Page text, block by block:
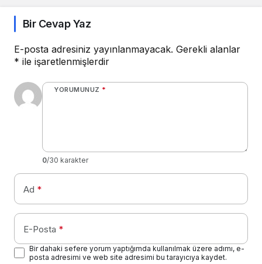
Bir Cevap Yaz
E-posta adresiniz yayınlanmayacak. Gerekli alanlar
* ile işaretlenmişlerdir
YORUMUNUZ *
0/30 karakter
Ad *
E-Posta *
Bir dahaki sefere yorum yaptığımda kullanılmak üzere adımı, e-
posta adresimi ve web site adresimi bu tarayıcıya kaydet.